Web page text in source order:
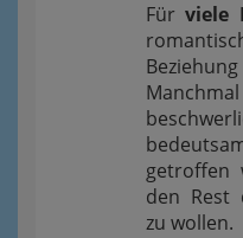
Fürviele
getroffen
den Rest
zu wollen.